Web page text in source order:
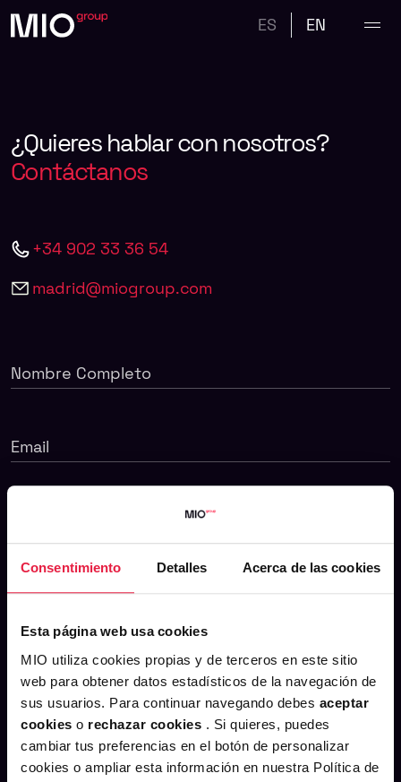
Consentimiento Detalles Acerca de las cookies
Esta página web usa cookies
MIO utiliza cookies propias y de terceros en este sitio
web para obtener datos estadísticos de la navegación de
sus usuarios. Para continuar navegando debes aceptar
cookies o rechazar cookies . Si quieres, puedes
cambiar tus preferencias en el botón de personalizar
cookies o ampliar esta información en nuestra Política de
ES EN
¿Quieres hablarcon nosotros?
Contáctanos
+34 902 33 36 54
madrid@miogroup.com
Nombre Completo
Email
Compañía
Mensaje